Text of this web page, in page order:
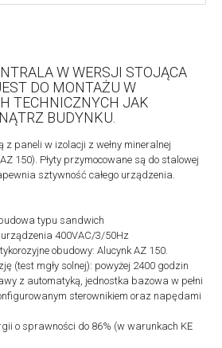
W WERSJI STOJĄCA
DO MONTAŻU W
TECHNICZNYCH JAK
BUDYNKU.
paneli w izolacji z wełny mineralnej
150). Płyty przymocowane są do stalowej
sztywność całego urządzenia.
typu sandwich
400VAC/3/50Hz
obudowy: Alucynk AZ 150.
(test mgły solnej): powyżej 2400 godzin
z automatyką, jednostka bazowa w pełni
sterownikiem oraz napędami
o sprawności do 86% (w warunkach KE